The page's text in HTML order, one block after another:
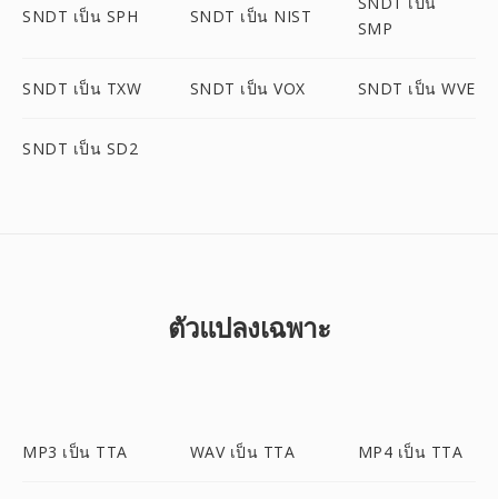
SNDT เป็น SPH SNDT เป็น NIST
SMP
SNDT เป็น TXW SNDT เป็น VOX SNDT เป็น WVE
SNDT เป็น SD2
ตัวแปลงเฉพาะ
MP3 เป็น TTA WAV เป็น TTA MP4 เป็น TTA